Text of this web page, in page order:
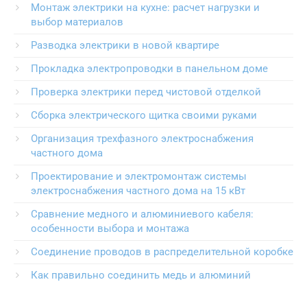
Монтаж электрики на кухне: расчет нагрузки и
выбор материалов
Разводка электрики в новой квартире
Прокладка электропроводки в панельном доме
Проверка электрики перед чистовой отделкой
Сборка электрического щитка своими руками
Организация трехфазного электроснабжения
частного дома
Проектирование и электромонтаж системы
электроснабжения частного дома на 15 кВт
Сравнение медного и алюминиевого кабеля:
особенности выбора и монтажа
Соединение проводов в распределительной коробке
Как правильно соединить медь и алюминий